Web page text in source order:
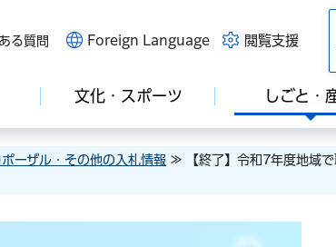
る質問 Foreign Language 閲覧支援
文化・スポーツ しごと・
ポーザル・その他の入札情報 ≫ 【終了】令和7年度地域で